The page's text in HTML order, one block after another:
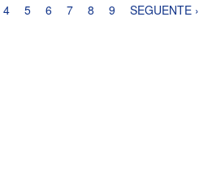
4 5 6 7 8 9 SEGUENTE ›